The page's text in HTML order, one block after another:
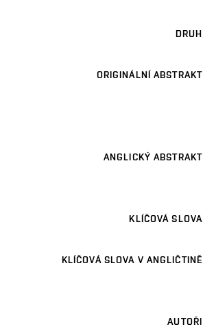
DRUH
ORIGINÁLNÍ ABSTRAKT
ANGLICKÝ ABSTRAKT
KLÍČOVÁ SLOVA
KLÍČOVÁ SLOVA V ANGLIČTINĚ
AUTOŘI